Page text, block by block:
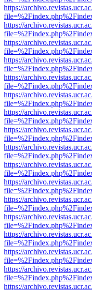
https://
https://
https://
https://
https://
https://
https://
https://
https://
https://
https://
https://
https://
https://
https://
https://
https://